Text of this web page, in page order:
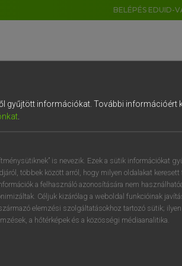
BELÉPÉS EDUID-
gyűjtött információkat. További információért
.
is nevezik. Ezek a sütik információkat
többek között arról, hogy milyen oldalakat keresett
a felhasználó azonosítására nem
Céljuk kizárólag a weboldal funkcióinak
elemzési szolgáltatásokhoz tartozó sütik;
a hőtérképek és a közösségi médiaanalitika.
NL
4 5 6 7 8 9
r t z u i
f g h j k l é
c v b n m , .